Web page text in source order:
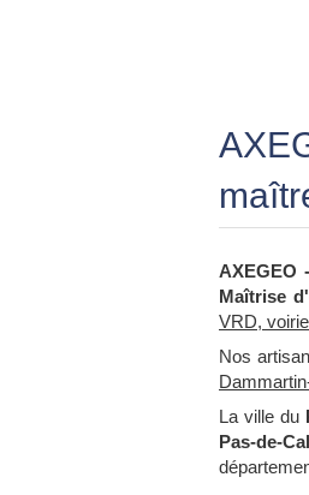
AXEGEO
Maîtrise
VRD,
Nos
La ville du
Pas-de-